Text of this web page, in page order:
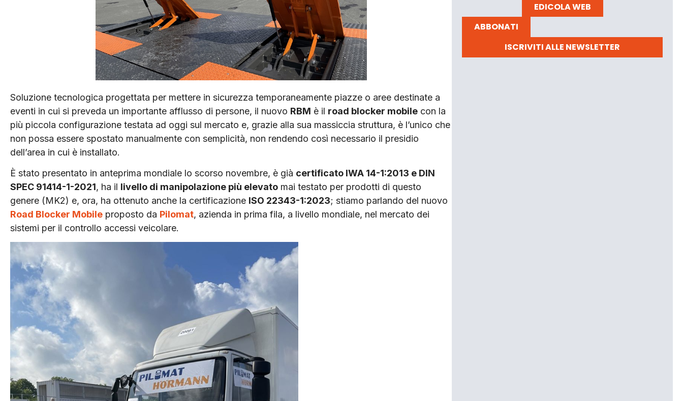
Soluzione tecnologica progettata per mettere in sicurezza temporaneamente piazze o aree destinate a
eventi in cui si preveda un importante afflusso di persone, il nuovo RBM è il road blocker mobile con la
più piccola configurazione testata ad oggi sul mercato e, grazie alla sua massiccia struttura, è l’unico che
non possa essere spostato manualmente con semplicità, non rendendo così necessario il presidio
dell’area in cui è installato.
È stato presentato in anteprima mondiale lo scorso novembre, è già certificato IWA 14-1:2013 e DIN
SPEC 91414-1-2021, ha il livello di manipolazione più elevato mai testato per prodotti di questo
genere (MK2) e, ora, ha ottenuto anche la certificazione ISO 22343-1:2023; stiamo parlando del nuovo
Road Blocker Mobile proposto da Pilomat, azienda in prima fila, a livello mondiale, nel mercato dei
sistemi per il controllo accessi veicolare.
EDICOLA WEB
ABBONATI
ISCRIVITI ALLE NEWSLETTER